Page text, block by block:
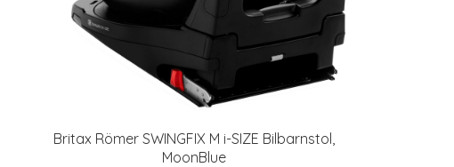
Britax Römer SWINGFIX M i-SIZE Bilbarnstol,
MoonBlue